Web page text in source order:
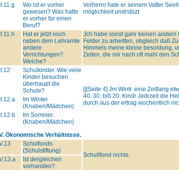
Wo ist er vorher
gewesen? Was hatte
er vorher für einen
Beruf?
Vorherro hate er seinem Vatter
möglichkeit undrstüzt
Hat er jetzt noch
neben dem Lehramte
andere
Verrichtungen?
Welche?
Jch habe sonst gahr keinen
Felder zu arbeitten, obgleich daß
Himmels meine kleine besoldung,
Zeiten, die mir nach oft mahl den
Schulkinder. Wie viele
Kinder besuchen
überhaupt die
Schule?
||[Seite 4] Jm Wintr. eine Zeitlang
40. 30. biß 20. Kindr Jedrzeit die
durch aus der ertrag wochentlich
Im Winter.
(Knaben/Mädchen)
Im Sommer.
(Knaben/Mädchen)
Ökonomische Verhältnisse.
Schulfonds
(Schulstiftung)
Schullfond nichts.
Ist dergleichen
vorhanden?